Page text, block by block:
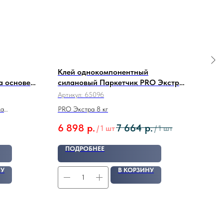
основе
Клей однокомпонентный
силановый Паркетчик PRO Экстра
8 кг
Артикул: 65096
PRO Экстра 8 кг
6 898 р. /1 шт7 664 р./1 шт
ПОДРОБНЕЕ
В КОРЗИНУ